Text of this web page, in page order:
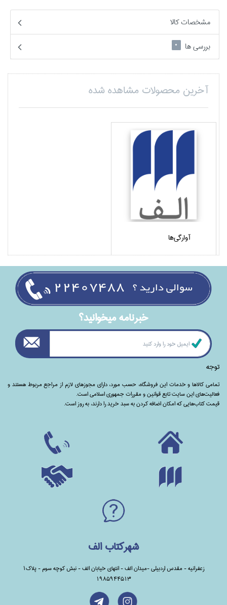
مشخصات کالا
بررسی ها
0
آخرین محصولات مشاهده شده
آوارگي‌ها
خبرنامه ميخوانيد؟
توجه
تمامی‌ کالاها و خدمات این فروشگاه، حسب مورد،‌ دارای مجوزهای لازم از مراجع مربوط هستند ‌و‌‌
فعالیت‌های این سایت تابع قوانین و مقررات جمهوری اسلامی است.
قیمت کتاب‌هایی که امکان اضافه کردن به سبد خرید را دارند،‌ به روز است.
شهرکتاب الف
زعفرانیه - مقدس اردبیلی -میدان الف - انتهای خیابان الف - نبش کوچه سوم - پلاک1
1985944513